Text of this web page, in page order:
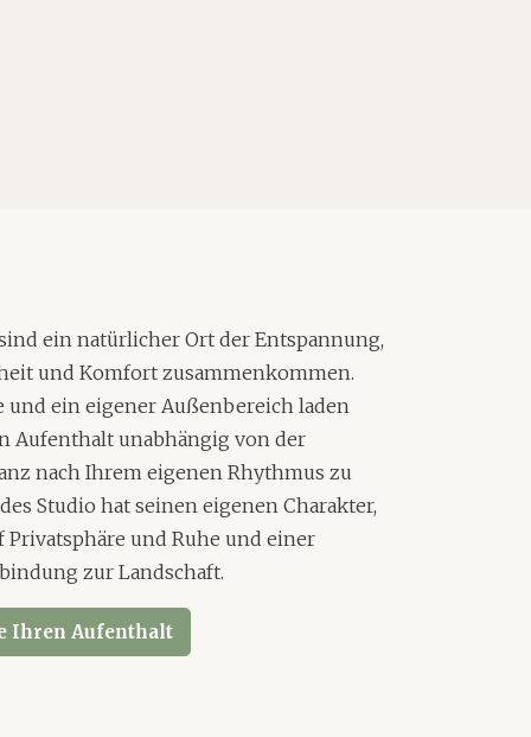
ein natürlicher Ort der Entspannung,
und Komfort zusammenkommen.
und ein eigener Außenbereich laden
Aufenthalt unabhängig von der
nach Ihrem eigenen Rhythmus zu
Studio hat seinen eigenen Charakter,
Privatsphäre und Ruhe und einer
zur Landschaft.
Ihren Aufenthalt